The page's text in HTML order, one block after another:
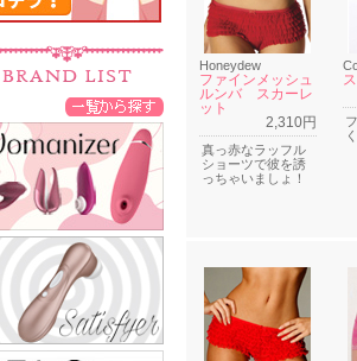
Honeydew
ファインメッシュ
ルンバ スカーレ
ット
2,310円
真っ赤なラッフル
ショーツで彼を誘
っちゃいましょ！